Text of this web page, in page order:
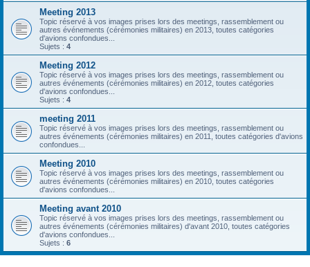
Meeting 2013
Topic réservé à vos images prises lors des meetings, rassemblement ou
autres événements (cérémonies militaires) en 2013, toutes catégories
d'avions confondues...
Sujets : 4
Meeting 2012
Topic réservé à vos images prises lors des meetings, rassemblement ou
autres événements (cérémonies militaires) en 2012, toutes catégories
d'avions confondues...
Sujets : 4
meeting 2011
Topic réservé à vos images prises lors des meetings, rassemblement ou
autres événements (cérémonies militaires) en 2011, toutes catégories d'avions
confondues...
Meeting 2010
Topic réservé à vos images prises lors des meetings, rassemblement ou
autres événements (cérémonies militaires) en 2010, toutes catégories
d'avions confondues...
Meeting avant 2010
Topic réservé à vos images prises lors des meetings, rassemblement ou
autres événements (cérémonies militaires) d'avant 2010, toutes catégories
d'avions confondues...
Sujets : 6